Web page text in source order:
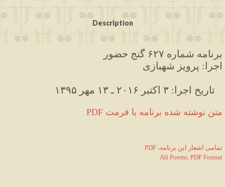
Description
برنامه شماره ۶۲۷ گنج حضور
اجرا: پرویز شهبازی
PDF متن نوشته شده برنامه با فرمت
PDF ،تمامی اشعار این برنامه
All Poems, PDF Format